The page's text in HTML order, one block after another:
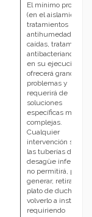
El mínimo problema
(en el aislamiento,
tratamientos
antihumedad,
caídas, tratamiento
antibacteriano, etc.)
en su ejecución
ofrecerá grandes
problemas y
requerirá de
soluciones
específicas más
complejas.
Cualquier
intervención sobre
las tuberías de
desagüe inferiores
no permitirá, por lo
generar, retirar el
plato de ducha y
volverlo a instalar
requiriendo